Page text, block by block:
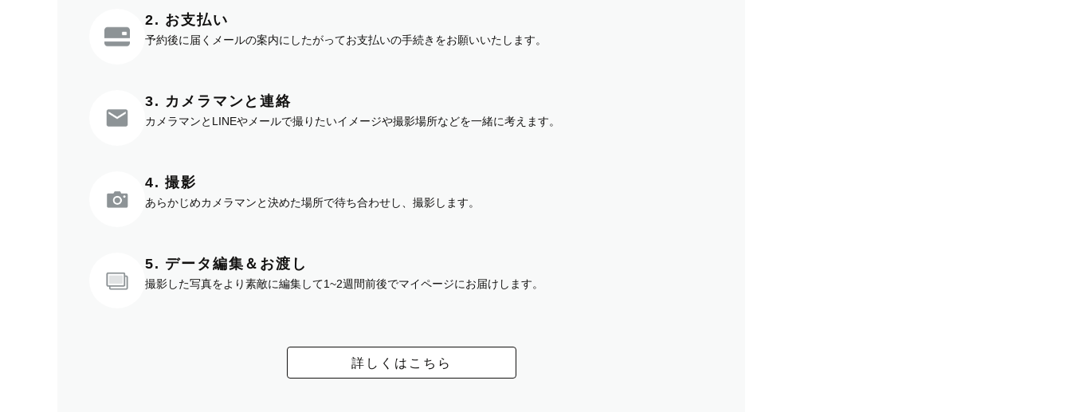
2. お支払い
予約後に届くメールの案内にしたがってお支払いの手続きをお願いいたします。
3. カメラマンと連絡
カメラマンとLINEやメールで撮りたいイメージや撮影場所などを一緒に考えます。
4. 撮影
あらかじめカメラマンと決めた場所で待ち合わせし、撮影します。
5. データ編集＆お渡し
撮影した写真をより素敵に編集して1~2週間前後でマイページにお届けします。
詳しくはこちら